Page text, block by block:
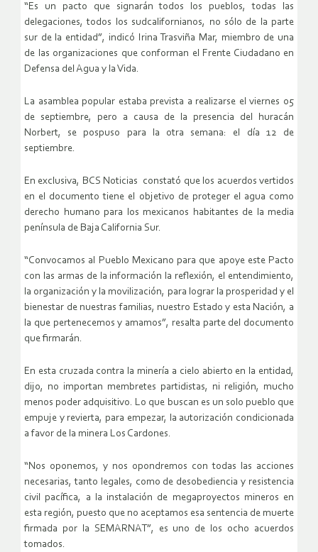
“Es un pacto que signarán todos los pueblos, todas las
delegaciones, todos los sudcalifornianos, no sólo de la parte
sur de la entidad”, indicó Irina Trasviña Mar, miembro de una
de las organizaciones que conforman el Frente Ciudadano en
Defensa del Agua y la Vida.
La asamblea popular estaba prevista a realizarse el viernes 05
de septiembre, pero a causa de la presencia del huracán
Norbert, se pospuso para la otra semana: el día 12 de
septiembre.
En exclusiva, BCS Noticias constató que los acuerdos vertidos
en el documento tiene el objetivo de proteger el agua como
derecho humano para los mexicanos habitantes de la media
península de Baja California Sur.
“Convocamos al Pueblo Mexicano para que apoye este Pacto
con las armas de la información la reflexión, el entendimiento,
la organización y la movilización, para lograr la prosperidad y el
bienestar de nuestras familias, nuestro Estado y esta Nación, a
la que pertenecemos y amamos”, resalta parte del documento
que firmarán.
En esta cruzada contra la minería a cielo abierto en la entidad,
dijo, no importan membretes partidistas, ni religión, mucho
menos poder adquisitivo. Lo que buscan es un solo pueblo que
empuje y revierta, para empezar, la autorización condicionada
a favor de la minera Los Cardones.
“Nos oponemos, y nos opondremos con todas las acciones
necesarias, tanto legales, como de desobediencia y resistencia
civil pacífica, a la instalación de megaproyectos mineros en
esta región, puesto que no aceptamos esa sentencia de muerte
firmada por la SEMARNAT”, es uno de los ocho acuerdos
tomados.